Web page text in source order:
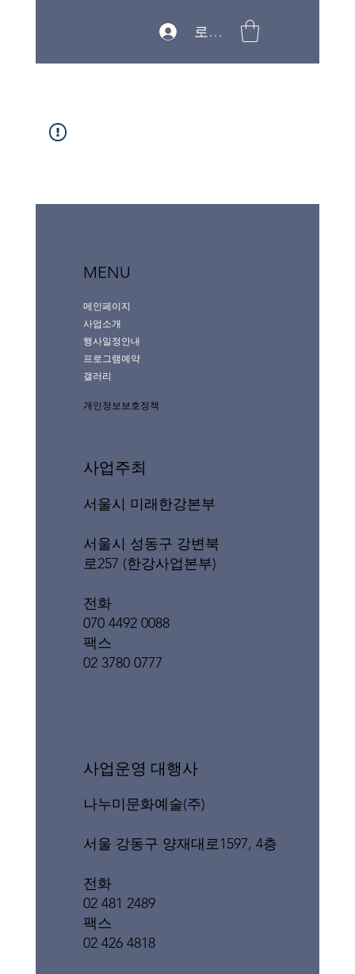
로그인
MENU
메인페이지
사업소개
행사일정안내
프로그램예약
갤러리
개인정보보호정책
사업주최
서울시 미래한강본부
서울시 성동구 강변북
로257 (한강사업본부)
전화
070 4492 0088
팩스
02 3780 0777
​사업운영 대행사
나누미문화예술(주)
서울 강동구 양재대로1597, 4층
전화
02 481 2489
팩스
02 426 4818